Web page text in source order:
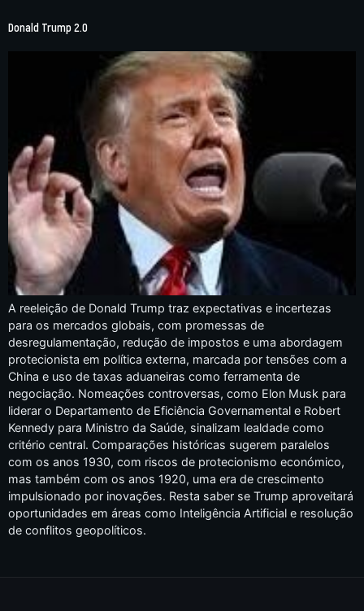
Donald Trump 2.0
A reeleição de Donald Trump traz expectativas e incertezas
para os mercados globais, com promessas de
desregulamentação, redução de impostos e uma abordagem
protecionista em política externa, marcada por tensões com a
China e uso de taxas aduaneiras como ferramenta de
negociação. Nomeações controversas, como Elon Musk para
liderar o Departamento de Eficiência Governamental e Robert
Kennedy para Ministro da Saúde, sinalizam lealdade como
critério central. Comparações históricas sugerem paralelos
com os anos 1930, com riscos de protecionismo económico,
mas também com os anos 1920, uma era de crescimento
impulsionado por inovações. Resta saber se Trump aproveitará
oportunidades em áreas como Inteligência Artificial e resolução
de conflitos geopolíticos.